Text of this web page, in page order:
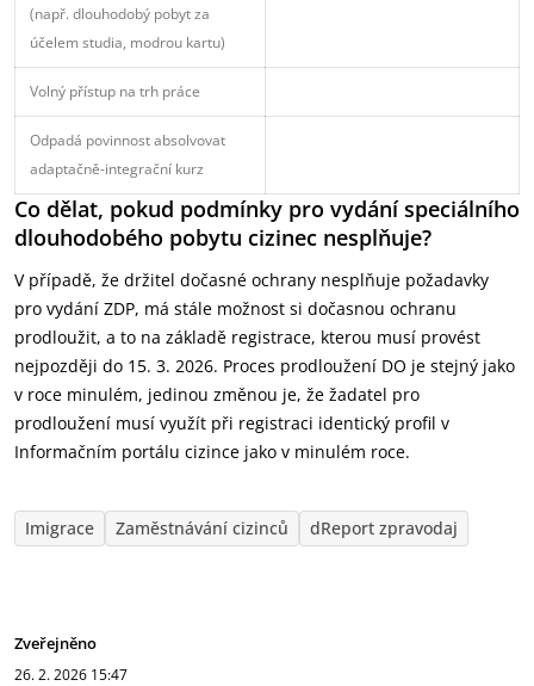
(např. dlouhodobý pobyt za
účelem studia, modrou kartu)
Volný přístup na trh práce
Odpadá povinnost absolvovat
adaptačně-integrační kurz
Co dělat, pokud podmínky pro vydání speciálního
dlouhodobého pobytu cizinec nesplňuje?
V případě, že držitel dočasné ochrany nesplňuje požadavky
pro vydání ZDP, má stále možnost si dočasnou ochranu
prodloužit, a to na základě registrace, kterou musí provést
nejpozději do 15. 3. 2026. Proces prodloužení DO je stejný jako
v roce minulém, jedinou změnou je, že žadatel pro
prodloužení musí využít při registraci identický profil v
Informačním portálu cizince jako v minulém roce.
Imigrace Zaměstnávání cizinců dReport zpravodaj
Zveřejněno
26. 2. 2026 15:47